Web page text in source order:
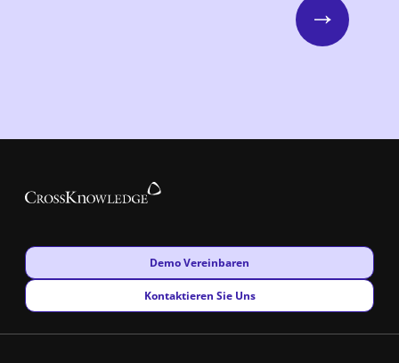
Next
New window
Demo Vereinbaren
New window
Kontaktieren Sie Uns